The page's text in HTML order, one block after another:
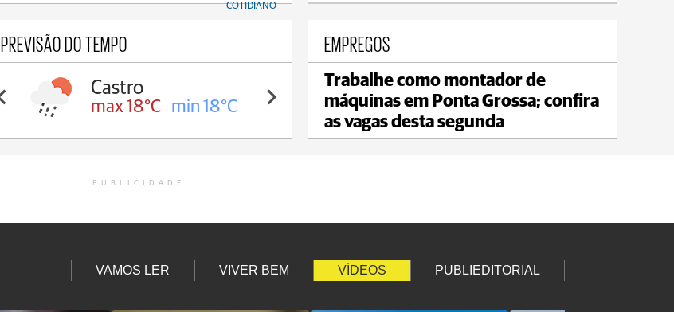
COTIDIANO
PREVISÃO DO TEMPO
Carambeí
max 18°C min 17°C
Jaguariaíva
max 19°C min 18°C
EMPREGOS
Trabalhe como montador de
máquinas em Ponta Grossa; confira
as vagas desta segunda
PUBLICIDADE
VAMOS LER VIVER BEM VÍDEOS PUBLIEDITORIAL